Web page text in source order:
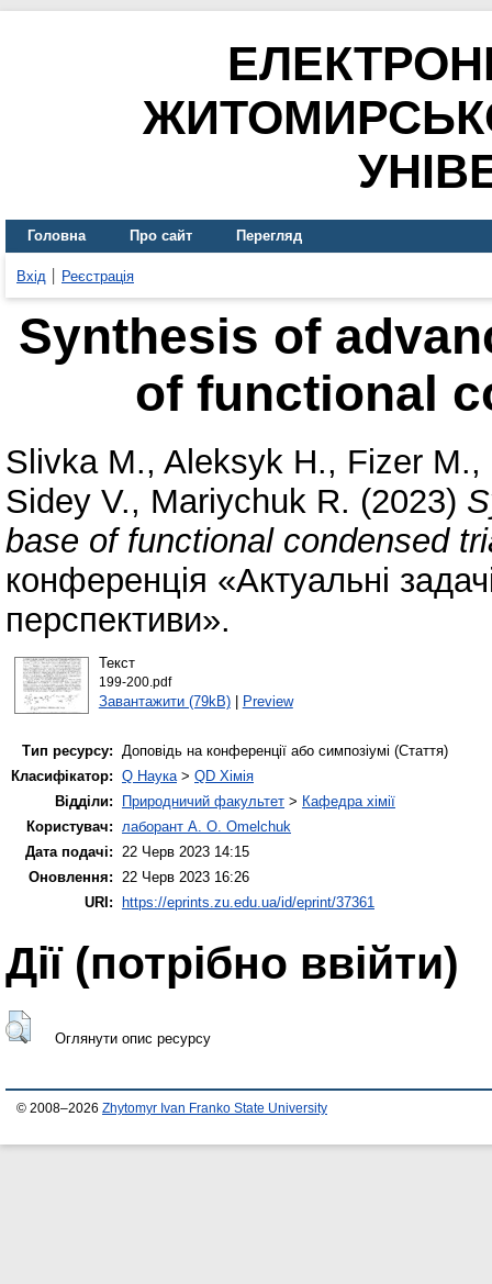
Головна Про сайт Перегляд
Вхід Реєстрація
Synthesis of
of functional
Slivka M., Aleksyk H., Fizer M.,
Sidey V., Mariychuk R. (2023)
base of functional condensed
конференція «Актуальні
перспективи».
Текст
199-200.pdf
Завантажити (79kB)| Preview
Тип ресурсу: Доповідь на конференції або симпозіумі (Стаття)
Класифікатор: Q Наука> QD Хімія
Відділи:
Природничий факультет > Кафедра хімії
Користувач: лаборант A. O. Omelchuk
Дата подачі: 22 Черв 2023 14:15
Оновлення: 22 Черв 2023 16:26
URI:
https://eprints.zu.edu.ua/id/eprint/37361
Дії ​​(потрібно ввійти)
Оглянути опис ресурсу
© 2008–2026 Zhytomyr Ivan Franko State University